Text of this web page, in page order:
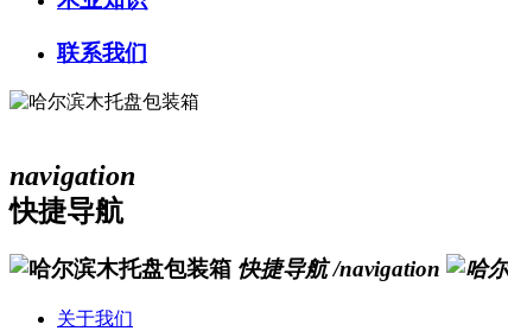
联系我们
navigation
快捷导航
快捷导航 /navigation
关于我们